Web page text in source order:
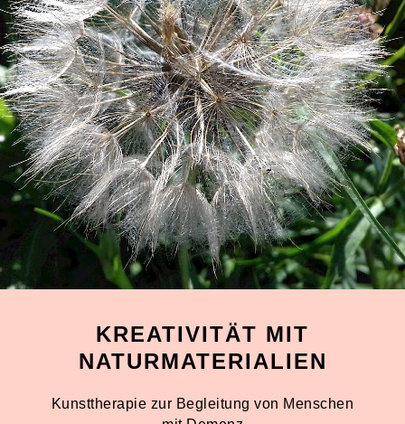
KREATIVITÄT MIT
NATURMATERIALIEN
Kunsttherapie zur Begleitung von Menschen